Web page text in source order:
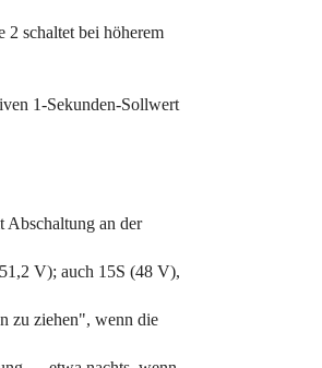
2 schaltet bei höherem
1-Sekunden-Sollwert
Abschaltung an der
V); auch 15S (48 V),
zu ziehen", wenn die